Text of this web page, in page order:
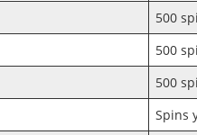
500
500
500
Spins